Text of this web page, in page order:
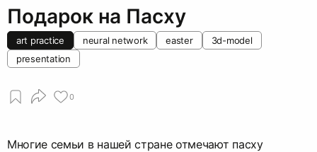
Подарок на Пасху
art practice neural network easter
3d-model
presentation
0
Многие семьи в нашей стране отмечают пасху